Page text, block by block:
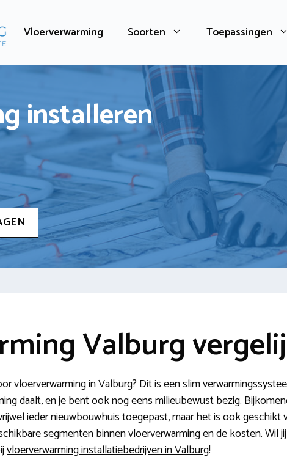
Vloerverwarming Soorten Toepassingen
installeren
Valburg
vloerverwarming in Valburg? Dit is een slim
daalt, en je bent ook nog eens milieubewust bezig.
ieder nieuwbouwhuis toegepast, maar het is ook geschikt
segmenten binnen vloerverwarming en de kosten. Wil
vloerverwarming installatiebedrijven in Valburg!